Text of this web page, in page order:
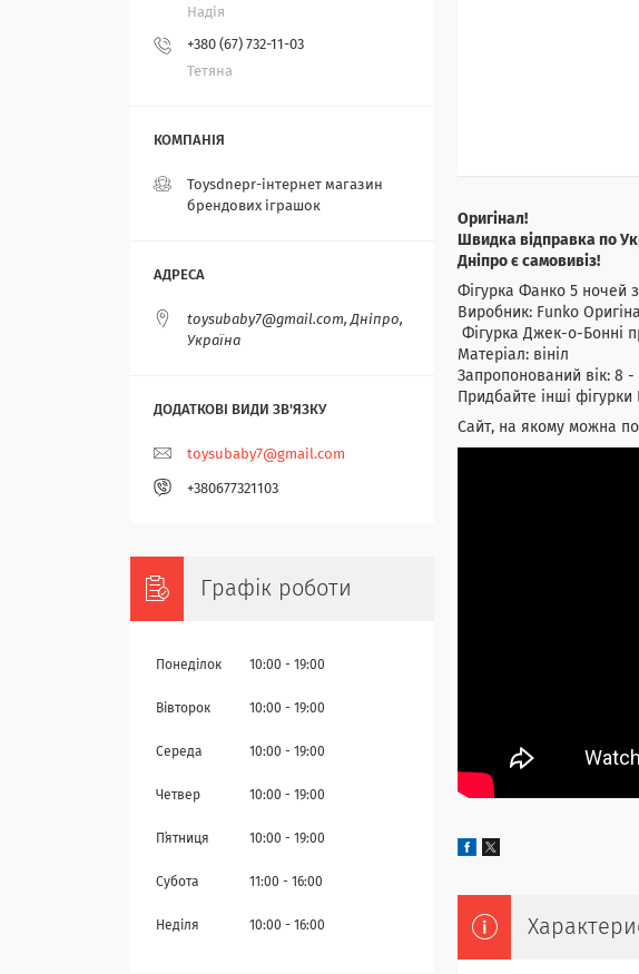
Оригінал!
Швидка відправка по
Дніпро є самовивіз!
Фігурка Фанко 5 ночей
Виробник: Funko
Фігурка Джек-о-Бонні
Матеріал: вініл
Запропонований вік: 8 -
Придбайте інші
Сайт, на якому можна
Надія
+380 (67) 732-11-03
Тетяна
Toysdnepr-інтернет магазин
брендових іграшок
toysubaby7@gmail.com, Дніпро,
Україна
toysubaby7@gmail.com
+380677321103
Графік роботи
Понеділок 10:00 19:00
Вівторок 10:00 19:00
Середа 10:00 19:00
Четвер 10:00 19:00
Пʼятниця 10:00 19:00
Субота 11:00 16:00
Неділя 10:00 16:00